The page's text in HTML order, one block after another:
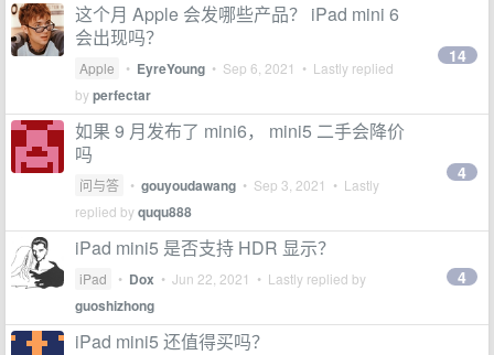
这个月 Apple 会发哪些产品？ iPad mini 6
会出现吗？
Apple • EyreYoung • Sep 6, 2021 • Lastly replied
byperfectar
14
如果 9 月发布了 mini6， mini5 二手会降价
吗
问与答 • gouyoudawang • Sep 3, 2021 • Lastly
replied byququ888
4
iPad mini5 是否支持 HDR 显示？
iPad • Dox • Jun 22, 2021 • Lastly replied by
guoshizhong
4
iPad mini5 还值得买吗？